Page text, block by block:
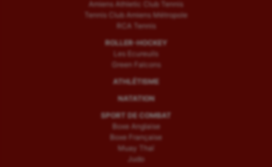
Amiens Athletic Club Tennis
Tennis Club Amiens Métropole
RCA Tennis
ROLLER-HOCKEY
Les Ecureuils
Green Falcons
ATHLÉTISME
NATATION
SPORT DE COMBAT
Boxe Anglaise
Boxe Française
Muay Thaï
Judo